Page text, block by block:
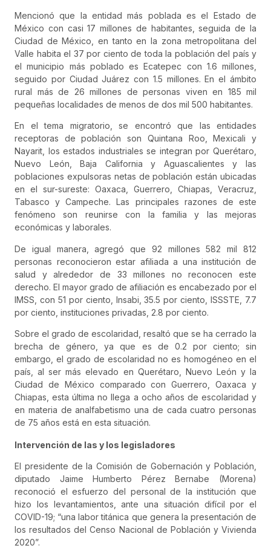
Mencionó que la entidad más poblada es el Estado de
México con casi 17 millones de habitantes, seguida de la
Ciudad de México, en tanto en la zona metropolitana del
Valle habita el 37 por ciento de toda la población del país y
el municipio más poblado es Ecatepec con 1.6 millones,
seguido por Ciudad Juárez con 1.5 millones. En el ámbito
rural más de 26 millones de personas viven en 185 mil
pequeñas localidades de menos de dos mil 500 habitantes.
En el tema migratorio, se encontró que las entidades
receptoras de población son Quintana Roo, Mexicali y
Nayarit, los estados industriales se integran por Querétaro,
Nuevo León, Baja California y Aguascalientes y las
poblaciones expulsoras netas de población están ubicadas
en el sur-sureste: Oaxaca, Guerrero, Chiapas, Veracruz,
Tabasco y Campeche. Las principales razones de este
fenómeno son reunirse con la familia y las mejoras
económicas y laborales.
De igual manera, agregó que 92 millones 582 mil 812
personas reconocieron estar afiliada a una institución de
salud y alrededor de 33 millones no reconocen este
derecho. El mayor grado de afiliación es encabezado por el
IMSS, con 51 por ciento, Insabi, 35.5 por ciento, ISSSTE, 7.7
por ciento, instituciones privadas, 2.8 por ciento.
Sobre el grado de escolaridad, resaltó que se ha cerrado la
brecha de género, ya que es de 0.2 por ciento; sin
embargo, el grado de escolaridad no es homogéneo en el
país, al ser más elevado en Querétaro, Nuevo León y la
Ciudad de México comparado con Guerrero, Oaxaca y
Chiapas, esta última no llega a ocho años de escolaridad y
en materia de analfabetismo una de cada cuatro personas
de 75 años está en esta situación.
Intervención de las y los legisladores
El presidente de la Comisión de Gobernación y Población,
diputado Jaime Humberto Pérez Bernabe (Morena)
reconoció el esfuerzo del personal de la institución que
hizo los levantamientos, ante una situación difícil por el
COVID-19; “una labor titánica que genera la presentación de
los resultados del Censo Nacional de Población y Vivienda
2020”.